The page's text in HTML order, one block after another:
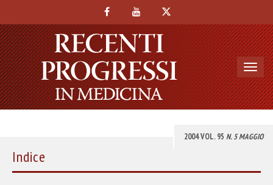
2004 VOL. 95 N. 5 MAGGIO
Indice